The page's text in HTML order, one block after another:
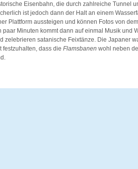
Eisenbahn, die durch zahlreiche Tunnel
ist jedoch dann der Halt an einem
Plattform aussteigen und können Fotos von
paar Minuten kommt dann auf einmal Musik und
zelebrieren satanische Feixtänze. Die Japaner
festzuhalten, dass die Flamsbanen wohl neben